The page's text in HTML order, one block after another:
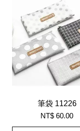
筆袋 11226
NT$ 60.00